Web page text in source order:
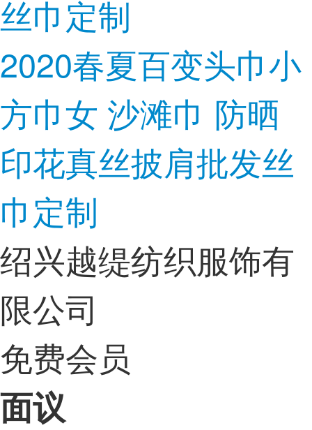
2020春夏百变头巾小
方巾女 沙滩巾 防晒
印花真丝披肩批发丝
巾定制
绍兴越缇纺织服饰有
限公司
免费会员
面议